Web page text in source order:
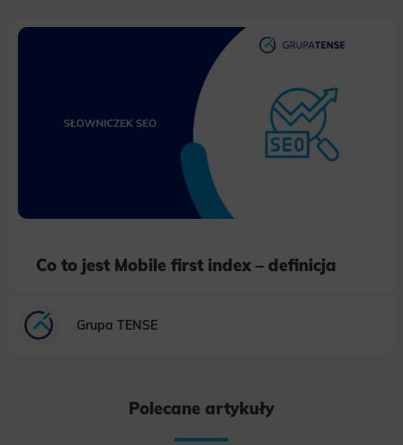
Co to jest Mobile first index – definicja
Grupa TENSE
Polecane artykuły